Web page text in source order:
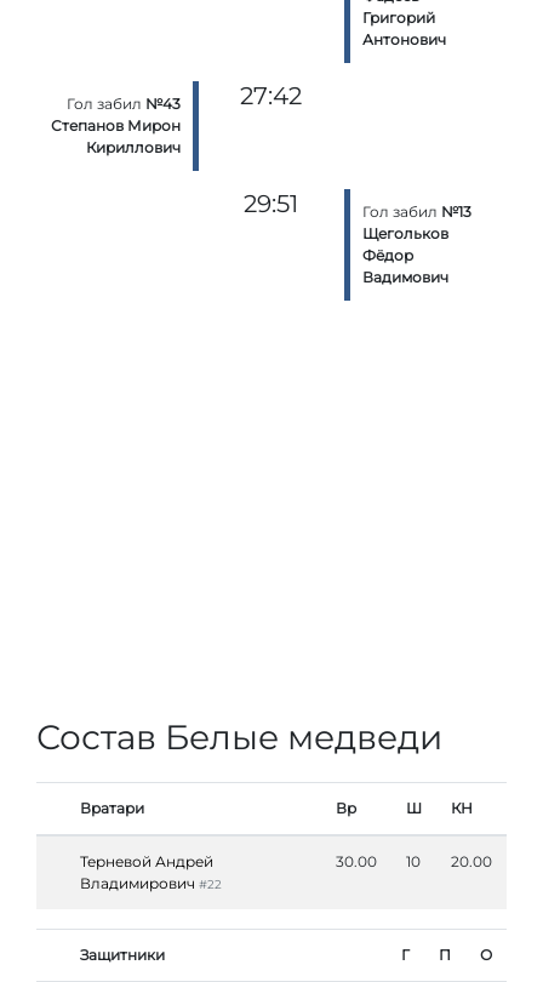
Григорий
Антонович
Гол забил №43
Степанов Мирон
Кириллович
27:42
29:51 Гол забил №13
Щегольков
Фёдор
Вадимович
Состав Белые медведи
Вратари Вр Ш КН
Терневой Андрей
Владимирович #22
30.00 10 20.00
Защитники Г П О